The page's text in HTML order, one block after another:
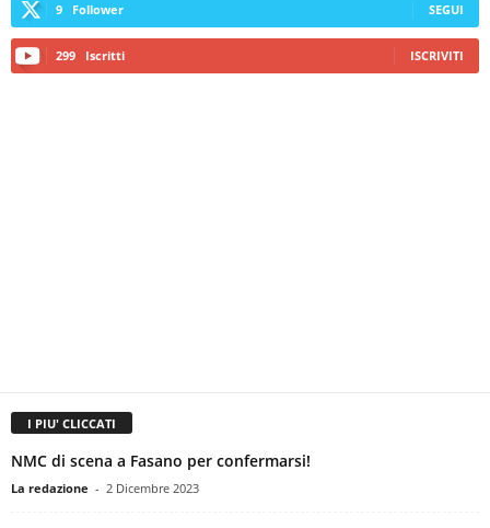
9 Follower SEGUI
299 Iscritti ISCRIVITI
I PIU' CLICCATI
NMC di scena a Fasano per confermarsi!
La redazione - 2 Dicembre 2023